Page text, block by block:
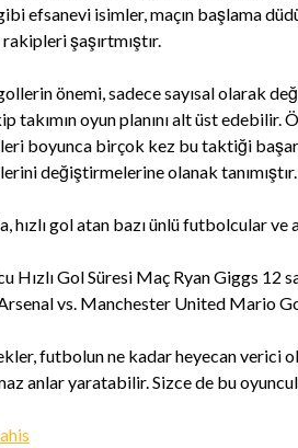
efsanevi isimler, maçın başlama
şaşırtmıştır.
önemi, sadece sayısal olarak
takımın oyun planını alt üst edebilir.
boyunca birçok kez bu taktiği
değiştirmelerine olanak tanımıştır.
hızlı gol atan bazı ünlü futbolcular
Hızlı Gol Süresi Maç Ryan Giggs
vs. Manchester United Mario
futbolun ne kadar heyecan verici
anlar yaratabilir. Sizce de bu